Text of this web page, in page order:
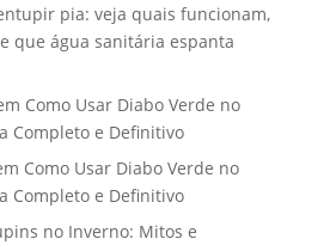
pia: veja quais funcionam,
que água sanitária espanta
Como Usar Diabo Verde no
Completo e Definitivo
Como Usar Diabo Verde no
Completo e Definitivo
no Inverno: Mitos e